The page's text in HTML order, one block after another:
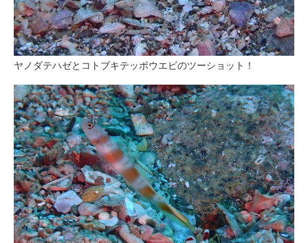
ヤノダテハゼとコトブキテッポウエビのツーショット！